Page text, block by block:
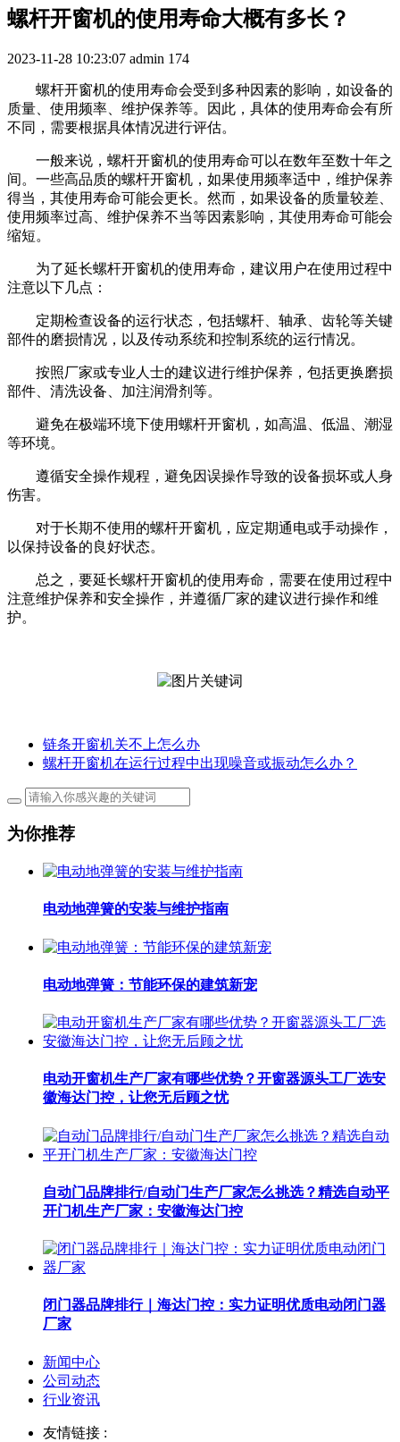
螺杆开窗机的使用寿命大概有多长？
2023-11-28 10:23:07 admin 174
螺杆开窗机的使用寿命会受到多种因素的影响，如设备的
质量、使用频率、维护保养等。因此，具体的使用寿命会有所
不同，需要根据具体情况进行评估。
一般来说，螺杆开窗机的使用寿命可以在数年至数十年之
间。一些高品质的螺杆开窗机，如果使用频率适中，维护保养
得当，其使用寿命可能会更长。然而，如果设备的质量较差、
使用频率过高、维护保养不当等因素影响，其使用寿命可能会
缩短。
为了延长螺杆开窗机的使用寿命，建议用户在使用过程中
注意以下几点：
定期检查设备的运行状态，包括螺杆、轴承、齿轮等关键
部件的磨损情况，以及传动系统和控制系统的运行情况。
按照厂家或专业人士的建议进行维护保养，包括更换磨损
部件、清洗设备、加注润滑剂等。
避免在极端环境下使用螺杆开窗机，如高温、低温、潮湿
等环境。
遵循安全操作规程，避免因误操作导致的设备损坏或人身
伤害。
对于长期不使用的螺杆开窗机，应定期通电或手动操作，
以保持设备的良好状态。
总之，要延长螺杆开窗机的使用寿命，需要在使用过程中
注意维护保养和安全操作，并遵循厂家的建议进行操作和维
护。
链条开窗机关不上怎么办
螺杆开窗机在运行过程中出现噪音或振动怎么办？
为你推荐
电动地弹簧的安装与维护指南
电动地弹簧：节能环保的建筑新宠
电动开窗机生产厂家有哪些优势？开窗器源头工厂选安
徽海达门控，让您无后顾之忧
自动门品牌排行/自动门生产厂家怎么挑选？精选自动平
开门机生产厂家：安徽海达门控
闭门器品牌排行｜海达门控：实力证明优质电动闭门器
厂家
新闻中心
公司动态
行业资讯
友情链接 :